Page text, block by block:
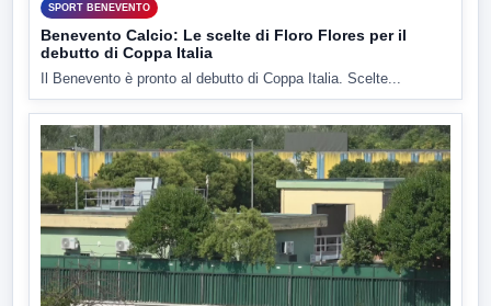
SPORT BENEVENTO
Benevento Calcio: Le scelte di Floro Flores per il
debutto di Coppa Italia
Il Benevento è pronto al debutto di Coppa Italia. Scelte...